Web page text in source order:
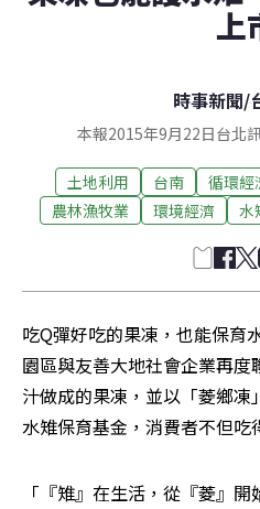
上
時事新聞/
本報2015年9月22日台北
土地利用 台南 循環經
農林漁牧業
環境經濟 水
吃Q彈好吃的果凍，也能保育
園區與友善大地社會企業再
汁做成的果凍，並以「菱鄉
水雉保育基金，消費者不但吃
「『雉』在生活，從『菱』